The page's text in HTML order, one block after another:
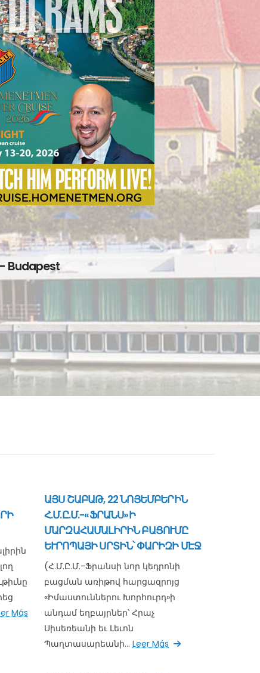
Budapest
Más
ԱՅՍ ՇԱԲԱԹ, 22 ՆՈՅԵՄԲԵՐԻՆ
Հ.Մ.Ը.Մ.-«ՖՐԱՆՍ»Ի
ՄԱՐԶԱՀԱՄԱԼԻՐԻՆ ԲԱՑՈՒՄԸ
ԵՒՐՈՊԱՅԻ ՍՐՏԻՆ՝ ՓԱՐԻԶԻ ՄԷՋ
(Հ.Մ.Ը.Մ.-Ֆրանսի նոր կեդրոնի
բացման առիթով հարցազրոյց
«Իմաստուններու Խորհուրդ»ի
անդամ եղբայրներ՝ Հրաչ
Սիսեռեանի եւ Լեւոն
Պաղտասարեանի... Leer Más